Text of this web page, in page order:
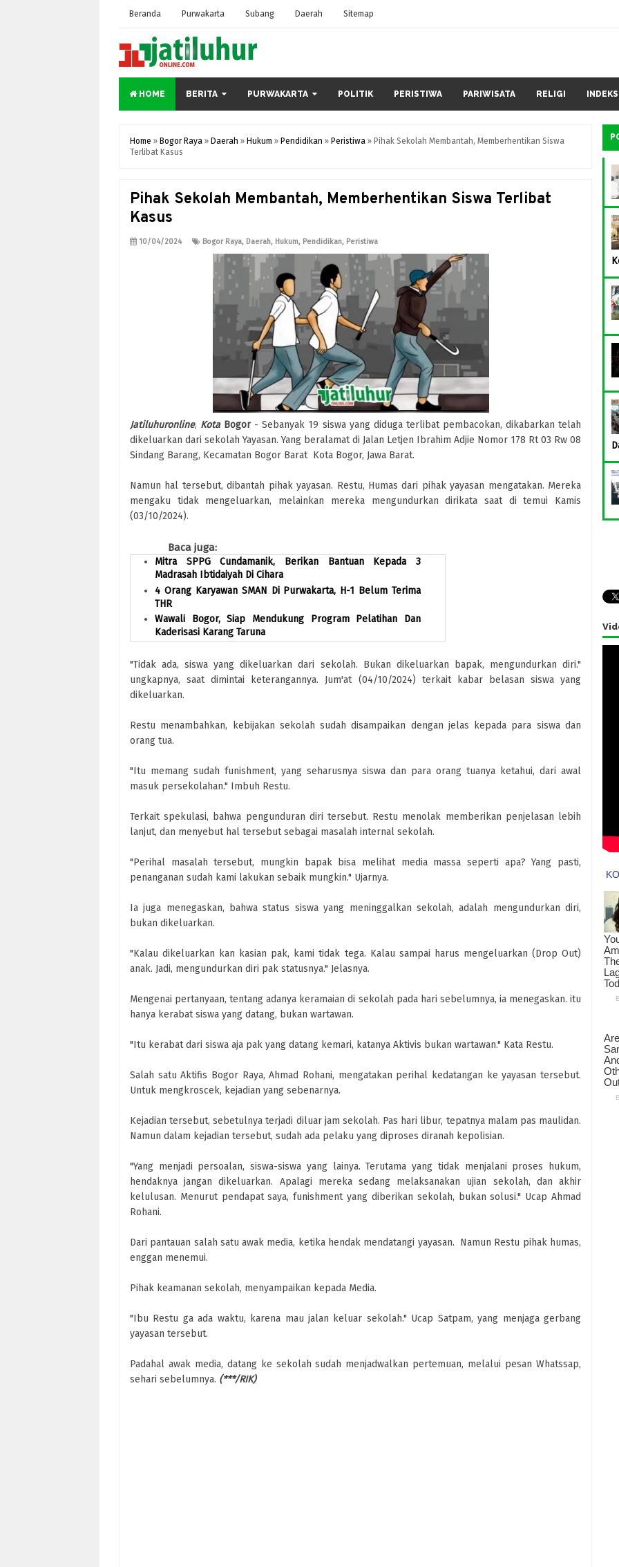
Beranda Purwakarta Subang Daerah Sitemap
HOME BERITA PURWAKARTA POLITIK PERISTIWA PARIWISATA RELIGI INDEKS
Home » Bogor Raya » Daerah » Hukum » Pendidikan » Peristiwa » Pihak Sekolah Membantah, Memberhentikan Siswa
Terlibat Kasus
Pihak Sekolah Membantah, Memberhentikan Siswa Terlibat
Kasus
10/04/2024 Bogor Raya, Daerah, Hukum, Pendidikan, Peristiwa
Jatiluhuronline, Kota Bogor- Sebanyak 19 siswa yang diduga terlibat pembacokan, dikabarkan telah
dikeluarkan dari sekolah Yayasan. Yang beralamat di Jalan Letjen Ibrahim Adjie Nomor 178 Rt 03 Rw 08
Sindang Barang, Kecamatan Bogor Barat Kota Bogor, Jawa Barat.
Namun hal tersebut, dibantah pihak yayasan. Restu, Humas dari pihak yayasan mengatakan. Mereka
mengaku tidak mengeluarkan, melainkan mereka mengundurkan dirikata saat di temui Kamis
(03/10/2024).
Baca juga:
Mitra SPPG Cundamanik, Berikan Bantuan Kepada 3
Madrasah Ibtidaiyah Di Cihara
4 Orang Karyawan SMAN Di Purwakarta, H-1 Belum Terima
THR
Wawali Bogor, Siap Mendukung Program Pelatihan Dan
Kaderisasi Karang Taruna
"Tidak ada, siswa yang dikeluarkan dari sekolah. Bukan dikeluarkan bapak, mengundurkan diri."
ungkapnya, saat dimintai keterangannya. Jum'at (04/10/2024) terkait kabar belasan siswa yang
dikeluarkan.
Restu menambahkan, kebijakan sekolah sudah disampaikan dengan jelas kepada para siswa dan
orang tua.
"Itu memang sudah funishment, yang seharusnya siswa dan para orang tuanya ketahui, dari awal
masuk persekolahan." Imbuh Restu.
Terkait spekulasi, bahwa pengunduran diri tersebut. Restu menolak memberikan penjelasan lebih
lanjut, dan menyebut hal tersebut sebagai masalah internal sekolah.
"Perihal masalah tersebut, mungkin bapak bisa melihat media massa seperti apa? Yang pasti,
penanganan sudah kami lakukan sebaik mungkin." Ujarnya.
Ia juga menegaskan, bahwa status siswa yang meninggalkan sekolah, adalah mengundurkan diri,
bukan dikeluarkan.
"Kalau dikeluarkan kan kasian pak, kami tidak tega. Kalau sampai harus mengeluarkan (Drop Out)
anak. Jadi, mengundurkan diri pak statusnya." Jelasnya.
Mengenai pertanyaan, tentang adanya keramaian di sekolah pada hari sebelumnya, ia menegaskan. itu
hanya kerabat siswa yang datang, bukan wartawan.
"Itu kerabat dari siswa aja pak yang datang kemari, katanya Aktivis bukan wartawan." Kata Restu.
Salah satu Aktifis Bogor Raya, Ahmad Rohani, mengatakan perihal kedatangan ke yayasan tersebut.
Untuk mengkroscek, kejadian yang sebenarnya.
Kejadian tersebut, sebetulnya terjadi diluar jam sekolah. Pas hari libur, tepatnya malam pas maulidan.
Namun dalam kejadian tersebut, sudah ada pelaku yang diproses diranah kepolisian.
"Yang menjadi persoalan, siswa-siswa yang lainya. Terutama yang tidak menjalani proses hukum,
hendaknya jangan dikeluarkan. Apalagi mereka sedang melaksanakan ujian sekolah, dan akhir
kelulusan. Menurut pendapat saya, funishment yang diberikan sekolah, bukan solusi." Ucap Ahmad
Rohani.
Dari pantauan salah satu awak media, ketika hendak mendatangi yayasan. Namun Restu pihak humas,
enggan menemui.
Pihak keamanan sekolah, menyampaikan kepada Media.
"Ibu Restu ga ada waktu, karena mau jalan keluar sekolah." Ucap Satpam, yang menjaga gerbang
yayasan tersebut.
Padahal awak media, datang ke sekolah sudah menjadwalkan pertemuan, melalui pesan Whatssap,
sehari sebelumnya. (***/RIK)